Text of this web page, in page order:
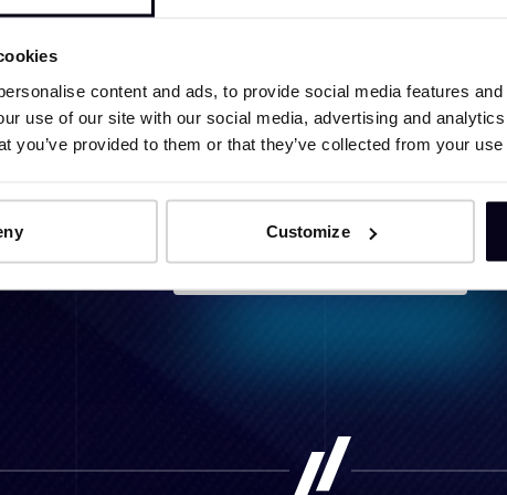
content and ads, to provide social media features
use of our site with our social media, advertising and
you’ve provided to them or that they’ve collected from your
Customize
Terug naar team overzicht